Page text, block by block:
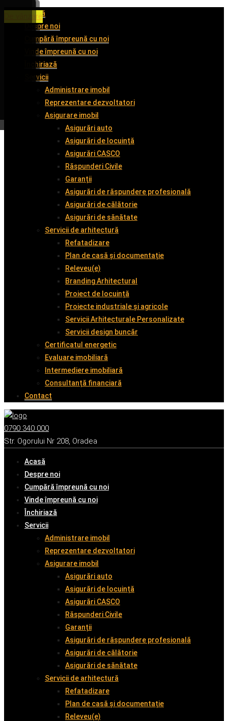
Acasă
Despre noi
Cumpără împreună cu noi
Vinde împreună cu noi
Închiriază
Servicii
Administrare imobil
Reprezentare dezvoltatori
Asigurare imobil
Asigurări auto
Asigurări de locuință
Asigurări CASCO
Răspunderi Civile
Garanții
Asigurări de răspundere profesională
Asigurări de călătorie
Asigurări de sănătate
Servicii de arhitectură
Refatadizare
Plan de casă și documentație
Releveu(e)
Branding Arhitectural
Proiect de locuință
Proiecte industriale și agricole
Servicii Arhitecturale Personalizate
Servicii design buncăr
Certificatul energetic
Evaluare imobiliară
Intermediere imobiliară
Consultanță financiară
Contact
0790 340 000
Str. Ogorului Nr 208, Oradea
Acasă
Despre noi
Cumpără împreună cu noi
Vinde împreună cu noi
Închiriază
Servicii
Administrare imobil
Reprezentare dezvoltatori
Asigurare imobil
Asigurări auto
Asigurări de locuință
Asigurări CASCO
Răspunderi Civile
Garanții
Asigurări de răspundere profesională
Asigurări de călătorie
Asigurări de sănătate
Servicii de arhitectură
Refatadizare
Plan de casă și documentație
Releveu(e)
De închiriat
De închiriat
De închiriat
De vânzare